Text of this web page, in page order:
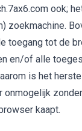
ook;
zoekmachine.
toegang tot de
en/of alle
is het
onmogelijk
kaapt.